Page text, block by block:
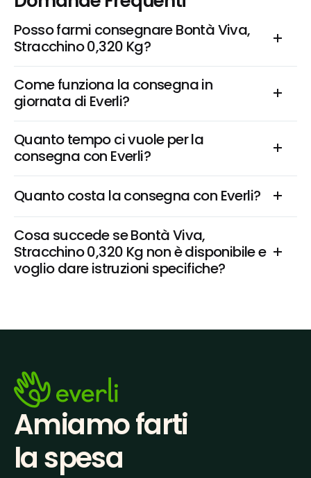
Posso farmi consegnare Bontà Viva,
Stracchino 0,320 Kg?
Come funziona la consegna in
giornata di Everli?
Quanto tempo ci vuole per la
consegna con Everli?
Quanto costa la consegna con Everli?
Cosa succede se Bontà Viva,
Stracchino 0,320 Kg non è disponibile e
voglio dare istruzioni specifiche?
Amiamo farti
la spesa